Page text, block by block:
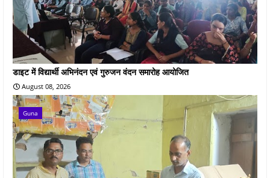
डाइट में विद्यार्थी अभिनंदन एवं गुरुजन वंदन समारोह आयोजित
August 08, 2026
Guna